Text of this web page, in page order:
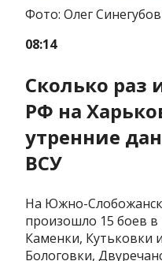
Фото: Олег Синегубов
08:14
Сколько раз
РФ на
утренние
ВСУ
На Южно-
произошло 15 боев в
Каменки, Кутьковки
Бологовки,